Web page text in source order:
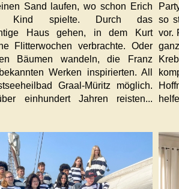
Sand laufen, wo schon Erich
Kind spielte. Durch das
Haus gehen, in dem Kurt
Flitterwochen verbrachte. Oder
Bäumen wandeln, die Franz
Werken inspirierten. All
Graal-Müritz möglich.
einhundert Jahren reisten...
so
vor.